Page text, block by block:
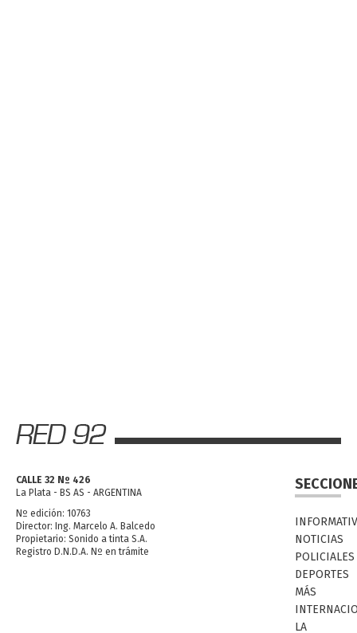
CALLE 32 Nº 426
La Plata - BS AS - ARGENTINA
Nº edición: 10763
Director: Ing. Marcelo A. Balcedo
Propietario: Sonido a tinta S.A.
Registro D.N.D.A. Nº en trámite
NOTICIAS
POLICIALES
DEPORTES
MÁS
LA